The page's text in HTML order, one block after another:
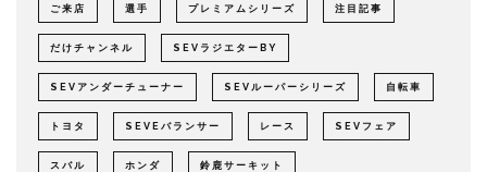
ご来店 選手 プレミアムシリーズ 注目記事
だけチャンネル SEVラジエターBY
SEVアンダーチューナー SEVルーパーシリーズ 自転車
トヨタ SEVEバランサー レース SEVフェア
スバル ホンダ 鈴鹿サーキット